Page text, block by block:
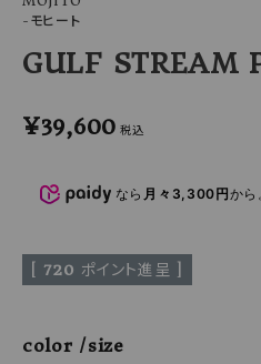
-モヒート
GULF STREAM
¥39,600 税込
なら 月々3,300円か
[ 720 ポイント進呈 ]
color size